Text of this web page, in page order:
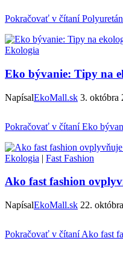
Pokračovať v čítaní
Ekologia
Eko bývanie: Tipy na
NapísalEkoMall.sk 3. októbra
Pokračovať v čítaníEko
Ekologia | Fast Fashion
Ako fast fashion
NapísalEkoMall.sk 22.
Pokračovať v čítaníAko fast